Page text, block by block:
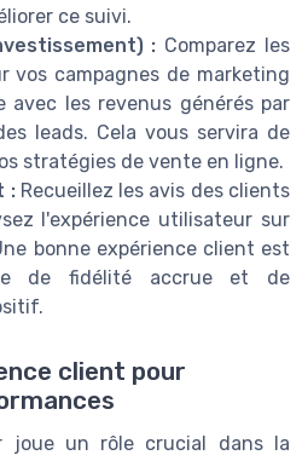
ce suivi.
: Comparez les
vos campagnes de marketing
avec les revenus générés par
leads. Cela vous servira de
stratégies de vente en ligne.
:Recueillez les avis des clients
l'expérience utilisateur sur
bonne expérience client est
de fidélité accrue et de
client pour
joue un rôle crucial dans la